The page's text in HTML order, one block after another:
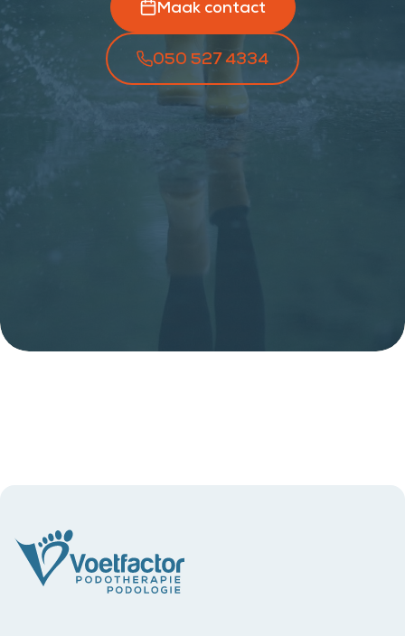
Maak contact
050 527 4334